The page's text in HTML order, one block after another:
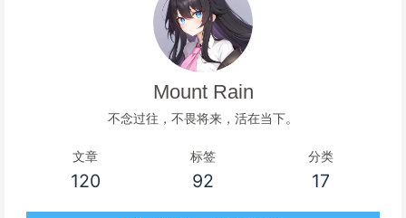
Mount Rain
不念过往，不畏将来，活在当下。
文章
120
标签
92
分类
17